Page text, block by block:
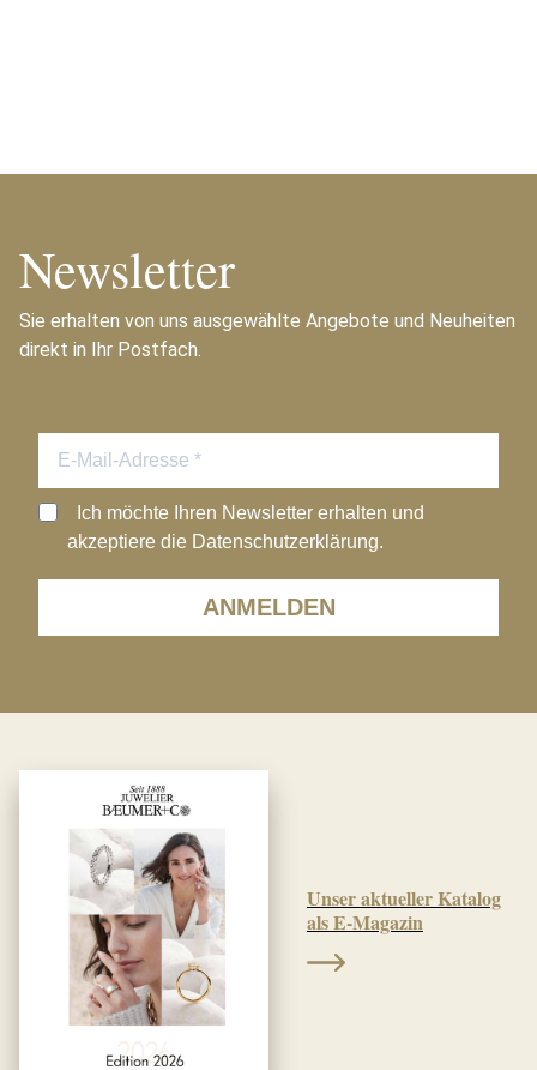
Newsletter
Sie erhalten von uns ausgewählte Angebote und Neuheiten
direkt in Ihr Postfach.
ANMELDEN
Ich möchte Ihren Newsletter erhalten und
akzeptiere die Datenschutzerklärung.
Unser aktueller Katalog
als E-Magazin